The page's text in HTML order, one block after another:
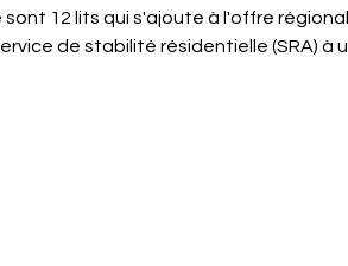
12 lits qui s'ajoute à l'offre
de stabilité résidentielle (SRA) à